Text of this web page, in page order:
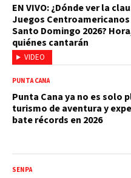
VIDEO
EN VIVO: ¿Dónde ver la
Juegos Centroamericanos
Santo Domingo 2026?
quiénes cantarán
PUNTA CANA
Punta Cana ya no es solo
turismo de aventura y
bate récords en 2026
SENPA